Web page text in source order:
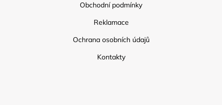
Obchodní podmínky
Reklamace
Ochrana osobních údajů
Kontakty